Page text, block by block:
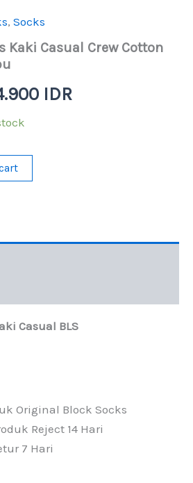
, Socks
Kaki Casual Crew Cotton
IDR.
IDR
Casual BLS
Original Block Socks
Reject 14 Hari
7 Hari